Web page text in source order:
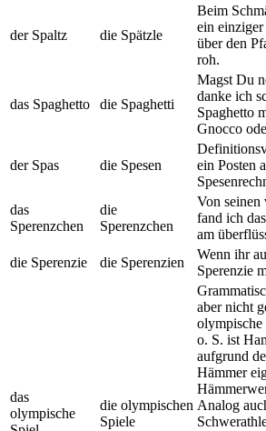
der Spaltz die Spätzle
Beim
ein
über den
roh.
das Spaghetto die Spaghetti
Magst Du
danke ich
Spaghetto
Gnocco
der Spas die Spesen
ein Posten
das
Sperenzchen
die
Sperenzchen
Von seinen
fand ich
am
die Sperenzie
die Sperenzien
Wenn ihr
Sperenzie
das
olympische
die olympischen
Spiele
aber nicht
olympische
o. S. ist
aufgrund
Hämmer
Analog